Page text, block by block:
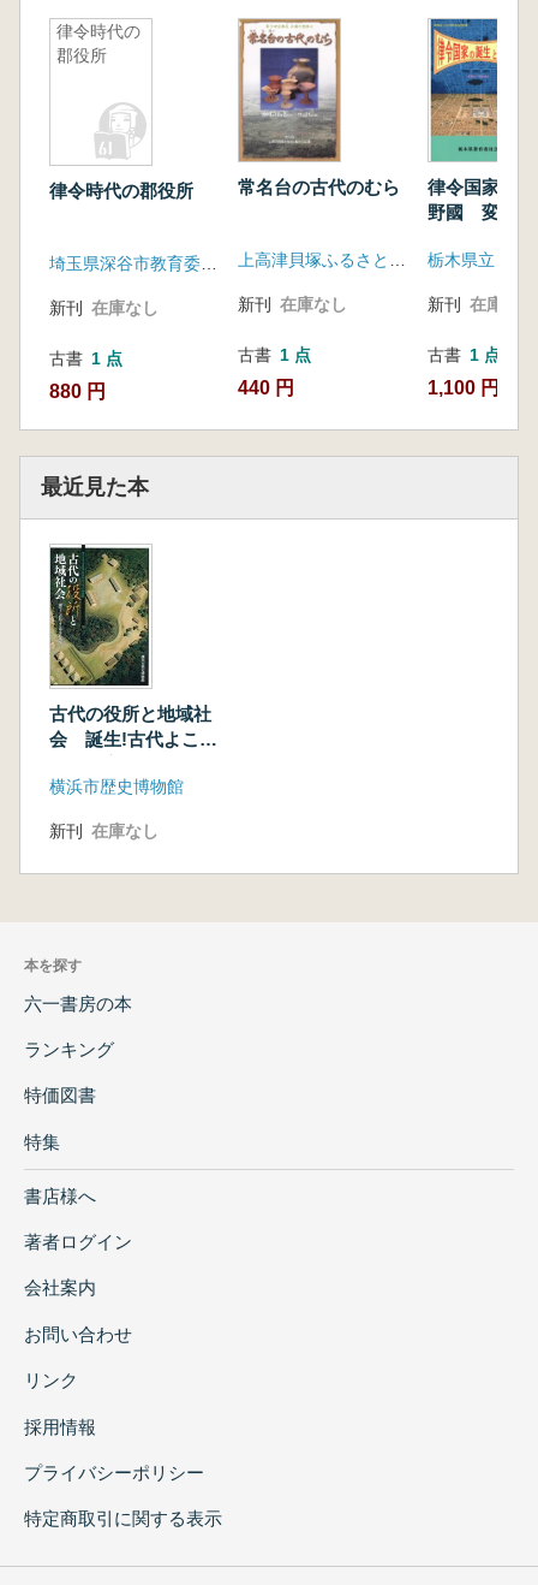
律令時代の
郡役所
律令時代の郡役所
新刊 在庫なし
古書 1 点
880 円
常名台の古代のむら
新刊 在庫なし
古書 1 点
440 円
律令国家の
野國 変革の
新刊 在庫なし
古書 1 点
1,100 円
最近見た本
古代の役所と地域社
会 誕生!古代よこは
横浜市歴史博物館
新刊 在庫なし
本を探す
六一書房の本
ランキング
特価図書
特集
書店様へ
著者ログイン
会社案内
お問い合わせ
リンク
採用情報
プライバシーポリシー
特定商取引に関する表示